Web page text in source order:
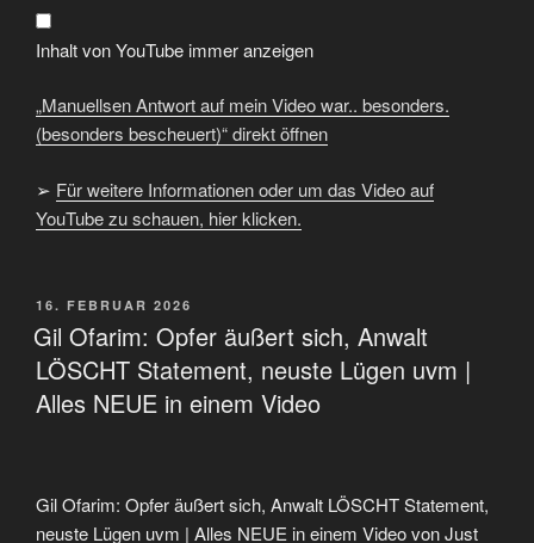
war..
besonders.
(besonders
bescheuert)“
YouTube
anzeigen
Inhalt von YouTube immer anzeigen
„Manuellsen Antwort auf mein Video war.. besonders.
(besonders bescheuert)“ direkt öffnen
➢ Für weitere Informationen oder um das Video auf
YouTube zu schauen, hier klicken.
VERÖFFENTLICHT
AM
16. FEBRUAR 2026
Gil Ofarim: Opfer äußert sich, Anwalt
LÖSCHT Statement, neuste Lügen uvm |
Alles NEUE in einem Video
Gil Ofarim: Opfer äußert sich, Anwalt LÖSCHT Statement,
neuste Lügen uvm | Alles NEUE in einem Video von Just